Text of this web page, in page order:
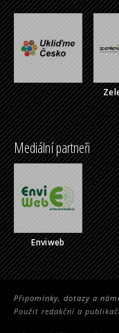
Mediální partneři
Enviweb
Připomínky, dotazy a
Použit redakční a